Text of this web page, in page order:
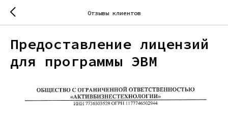
Отзывы клиентов
Предоставление лицензий
для программы ЭВМ